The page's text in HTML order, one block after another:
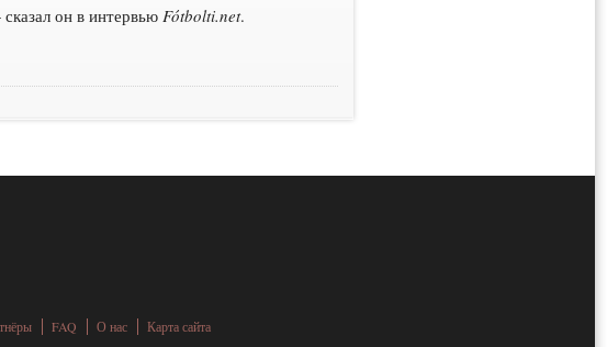
он в интервью Fótbolti.net.
FAQ О нас Карта сайта